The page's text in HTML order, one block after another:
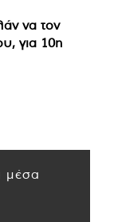
να τον
για 10η
μέσα